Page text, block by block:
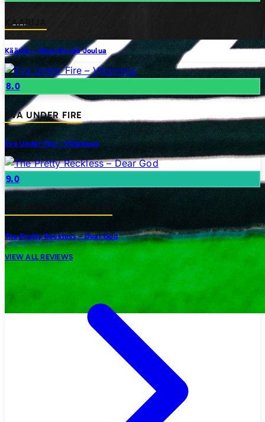
KAARIJA
Käärijä – Vitun Hyvää Joulua
8.0
EVA UNDER FIRE
Eva Under Fire – Villainous
9.0
The Pretty Reckless – Dear God
VIEW ALL REVIEWS